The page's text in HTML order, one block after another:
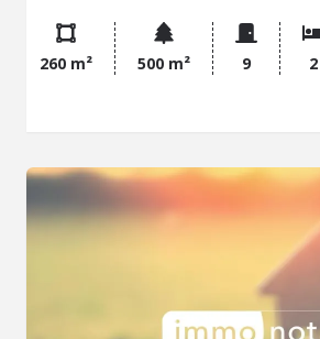
parking privative, double vitrage,
Loyer 500 ? + 45 ? charges (TOM, eau)
Appartement type 2/3 (env 52 m²) :
eau) DPE (D) Lot 3 : local commercial
de vente, chauffage électrique, loyer
DPE (D) Lot 4 : local commercial de 35
vente, réserve, wc loyer 400 ?+ 40
: local commercial de 120 m², toiture
stationnements privatifs. loyer 400 ? +
est loués ! revenu annuel : 24 000 ? !
260 m² 500 m² 9 2